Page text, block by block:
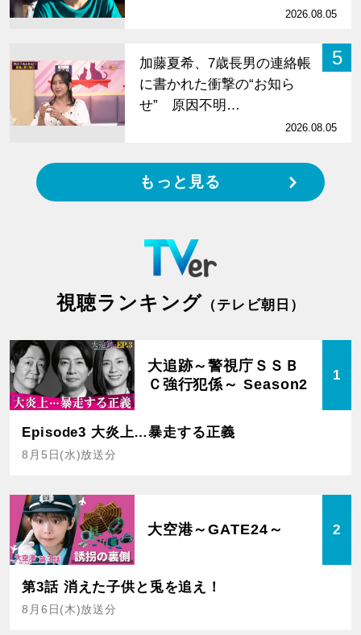
2026.08.05
5
加藤夏希、7歳長男の連絡帳
に書かれた衝撃の“お知ら
せ” 原因不明…
2026.08.05
もっと見る
視聴ランキング （テレビ朝日）
大追跡～警視庁ＳＳＢ
Ｃ強行犯係～ Season2
1
Episode3 大炎上…暴走する正義
8月5日(水)放送分
大空港～GATE24～ 2
第3話 消えた子供と兎を追え！
8月6日(木)放送分